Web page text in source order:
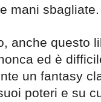
mani
anche questo
ed è
un fantasy
poteri e su